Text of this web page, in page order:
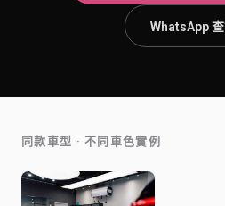
WhatsApp
同款車型 · 不同車色實例